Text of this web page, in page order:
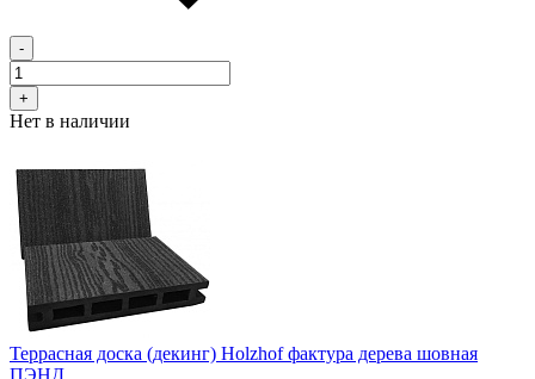
-
+
Нет в наличии
Террасная доска (декинг) Holzhof фактура дерева шовная